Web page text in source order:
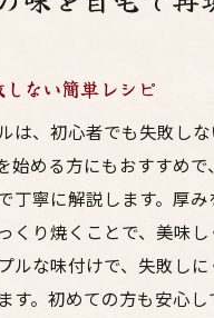
ない簡単レシピ
は、初心者でも失敗し
始める方にもおすすめで
丁寧に解説します。厚み
くり焼くことで、美味
ルな味付けで、失敗しに
す。初めての方も安心し